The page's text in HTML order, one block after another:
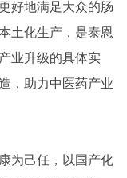
好地满足大众的肠
土化生产，是泰恩
业升级的具体实
，助力中医药产业
为己任，以国产化